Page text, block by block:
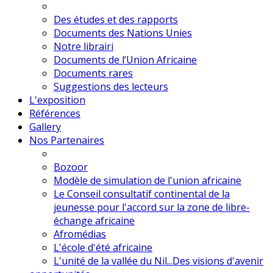
Des études et des rapports
Documents des Nations Unies
Notre librairi
Documents de l’Union Africaine
Documents rares
Suggestions des lecteurs
L'exposition
Références
Gallery
Nos Partenaires
Bozoor
Modèle de simulation de l'union africaine
Le Conseil consultatif continental de la
jeunesse pour l'accord sur la zone de libre-
échange africaine
Afromédias
L'école d'été africaine
L'unité de la vallée du Nil...Des visions d'avenir